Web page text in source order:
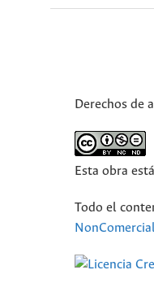
Derechos de
Esta obra
Todo el